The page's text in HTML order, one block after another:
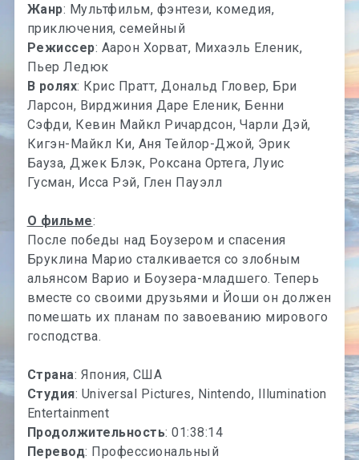
Жанр: Мультфильм, фэнтези, комедия,
приключения, семейный
Режиссер: Аарон Хорват, Михаэль Еленик,
Пьер Ледюк
В ролях: Крис Пратт, Дональд Гловер, Бри
Ларсон, Вирджиния Даре Еленик, Бенни
Сэфди, Кевин Майкл Ричардсон, Чарли Дэй,
Кигэн-Майкл Ки, Аня Тейлор-Джой, Эрик
Бауза, Джек Блэк, Роксана Ортега, Луис
Гусман, Исса Рэй, Глен Пауэлл
О фильме:
После победы над Боузером и спасения
Бруклина Марио сталкивается со злобным
альянсом Варио и Боузера-младшего. Теперь
вместе со своими друзьями и Йоши он должен
помешать их планам по завоеванию мирового
господства.
Страна: Япония, США
Студия: Universal Pictures, Nintendo, Illumination
Entertainment
Продолжительность: 01:38:14
Перевод: Профессиональный